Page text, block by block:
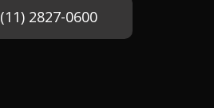
(11) 2827-0600